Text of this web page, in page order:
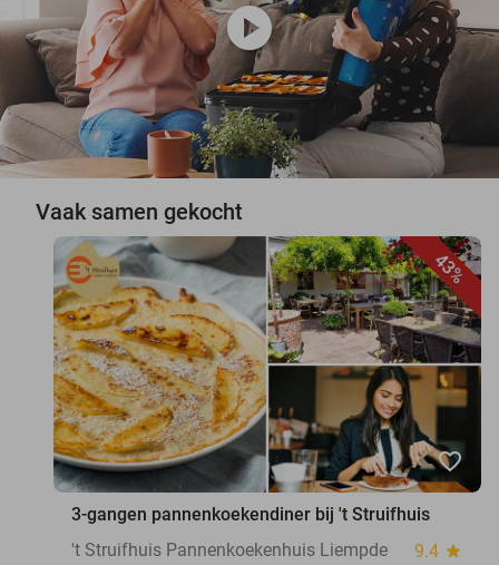
play_circle
Vaak samen gekocht
43%
favorite_border
3-gangen pannenkoekendiner bij 't Struifhuis
't Struifhuis Pannenkoekenhuis Liempde
9.4 star